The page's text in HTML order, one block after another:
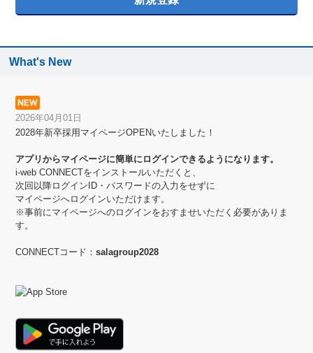
What's New
2026年04月01日
2028年新卒採用マイページOPENいたしました！
アプリからマイページに簡単にログインできるようになります。
i-web CONNECTをインストールいただくと、
次回以降ログインID・パスワードの入力をせずに
マイページへログインいただけます。
※事前にマイページへのログインをおすませいただく必要がありま
す。
CONNECTコード：salagroup2028